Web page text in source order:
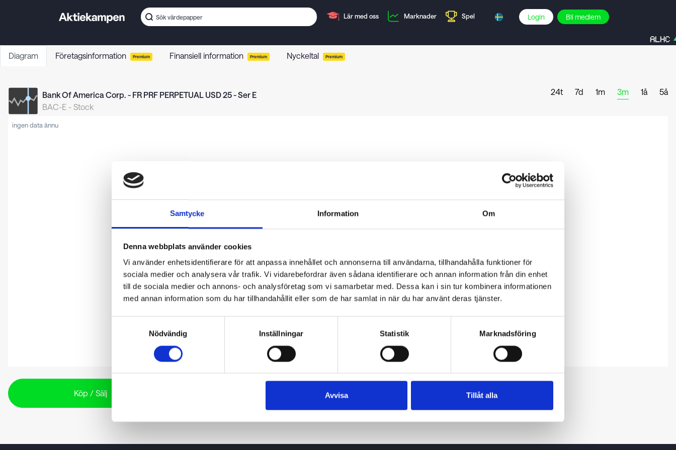
Samtycke Information Om
Denna webbplats använder cookies
Vi använder enhetsidentifierare för att anpassa innehållet och annonserna till användarna, tillhandahålla funktioner för
sociala medier och analysera vår trafik. Vi vidarebefordrar även sådana identifierare och annan information från din enhet
till de sociala medier och annons- och analysföretag som vi samarbetar med. Dessa kan i sin tur kombinera informationen
med annan information som du har tillhandahållit eller som de har samlat in när du har använt deras tjänster.
Nödvändig
Inställningar Statistik Marknadsföring
Avvisa Tillåt alla
Lär med oss Marknader Spel Login Bli medlem
ALHC
Diagram Företagsinformation Premium Finansiell information Premium Nyckeltal Premium
Bank Of America Corp. - FR PRF PERPETUAL USD 25 - Ser E
BAC-E - Stock
24t 7d 1m 3m 1å 5å
ingen data ännu
Köp / Sälj